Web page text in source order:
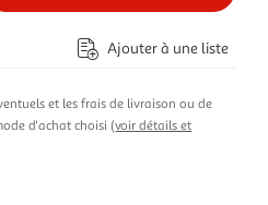
Ajouter à une liste
et les frais de livraison ou de
d'achat choisi (voir détails et